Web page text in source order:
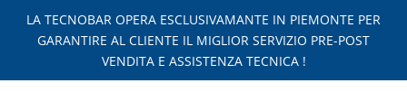
LA TECNOBAR OPERA ESCLUSIVAMANTE IN PIEMONTE PER
GARANTIRE AL CLIENTE IL MIGLIOR SERVIZIO PRE-POST
VENDITA E ASSISTENZA TECNICA !